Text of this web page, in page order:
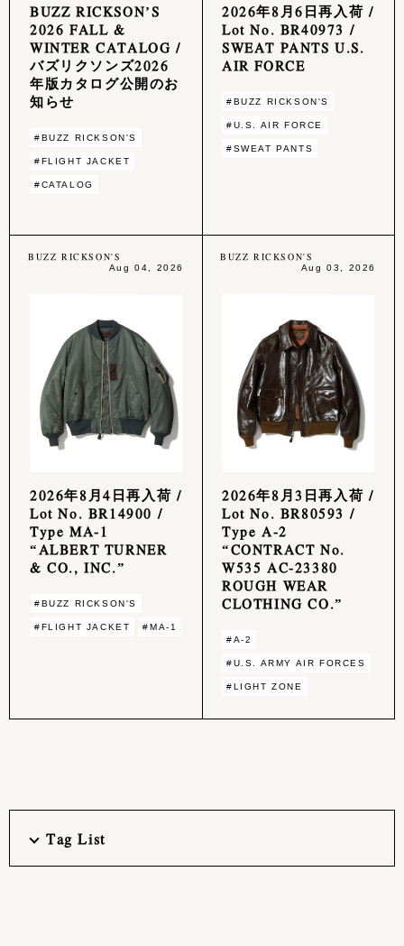
BUZZ RICKSON’S
2026 FALL &
WINTER CATALOG /
バズリクソンズ2026
年版カタログ公開のお
知らせ
#BUZZ RICKSON'S
#FLIGHT JACKET
#CATALOG
2026年8月6日再入荷 /
Lot No. BR40973 /
SWEAT PANTS U.S.
AIR FORCE
#BUZZ RICKSON'S
#U.S. AIR FORCE
#SWEAT PANTS
BUZZ RICKSON'S
Aug 04, 2026
2026年8月4日再入荷 /
Lot No. BR14900 /
Type MA-1
“ALBERT TURNER
& CO., INC.”
#BUZZ RICKSON'S
#FLIGHT JACKET #MA-1
BUZZ RICKSON'S
Aug 03, 2026
2026年8月3日再入荷 /
Lot No. BR80593 /
Type A-2
“CONTRACT No.
W535 AC-23380
ROUGH WEAR
CLOTHING CO.”
#A-2
#U.S. ARMY AIR FORCES
#LIGHT ZONE
Tag List